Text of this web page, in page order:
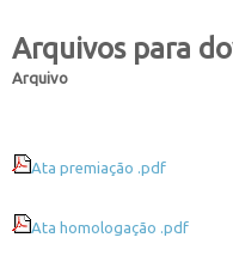
Arquivos para
Arquivo
Ata premiação .pdf
Ata homologação .pdf